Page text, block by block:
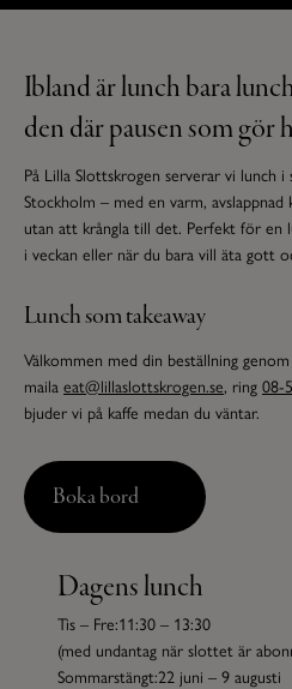
Ibland är lunch bara
den där pausen som gör
På Lilla Slottskrogen serverar vi lunch
Stockholm – med en varm,
utan att krångla till det. Perfekt för en
i veckan eller när du bara vill äta gott
Lunch som takeaway
Välkommen med din beställning
maila eat@lillaslottskrogen.se, ring 08-
bjuder vi på kaffe medan du väntar.
Boka bord
Dagens lunch
Tis – Fre:11:30 – 13:30
(med undantag när slottet är
Sommarstängt:22 juni – 9 augusti